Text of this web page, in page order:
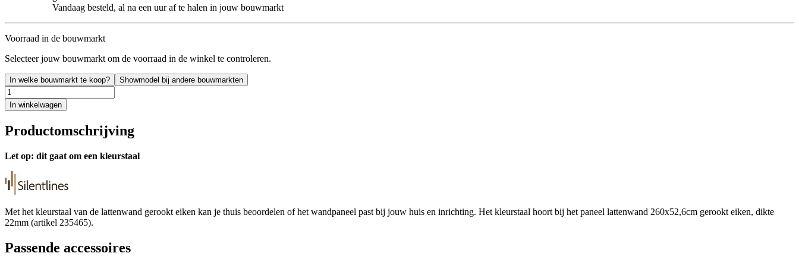
Vandaag besteld, al na een uur af te halen in jouw bouwmarkt
Voorraad in de bouwmarkt
Selecteer jouw bouwmarkt om de voorraad in de winkel te controleren.
In welke bouwmarkt te koop? Showmodel bij andere bouwmarkten
In winkelwagen
Productomschrijving
Let op: dit gaat om een kleurstaal
Met het kleurstaal van de lattenwand gerookt eiken kan je thuis beoordelen of het wandpaneel past bij jouw huis en inrichting. Het kleurstaal hoort bij het paneel lattenwand 260x52,6cm gerookt eiken, dikte
22mm (artikel 235465).
Passende accessoires